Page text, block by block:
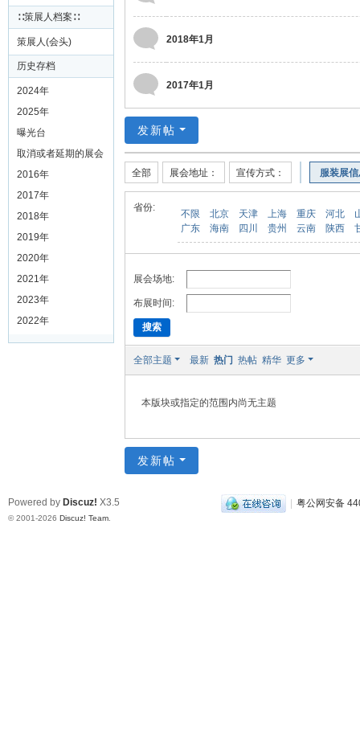
∷策展人档案∷
策展人(会头)
历史存档
2024年
2025年
曝光台
取消或者延期的展会
2016年
2017年
2018年
2019年
2020年
2021年
2023年
2022年
2018年1月
2017年1月
发新帖
全部 展会地址： 宣传方式： 服装展
省份:
不限 北京 天津 上海 重庆 河北
广东
海南 四川 贵州 云南 陕西
展会场地:
布展时间:
搜索
全部主题 最新 热门 热帖 精华 更多
本版块或指定的范围内尚无主题
发新帖
| 粤公网安备
Powered by Discuz! X3.5
© 2001-2026 Discuz! Team